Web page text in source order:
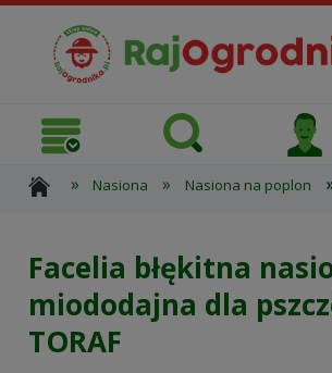
» Nasiona » Nasiona na poplon
Facelia błękitna
miododajna dla
TORAF